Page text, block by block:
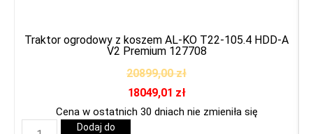
Traktor ogrodowy z koszem AL-KO T22-105.4 HDD-A
V2 Premium 127708
20899,00zł
18049,01 zł
Cena w ostatnich 30 dniach nie zmieniła się
Dodaj do